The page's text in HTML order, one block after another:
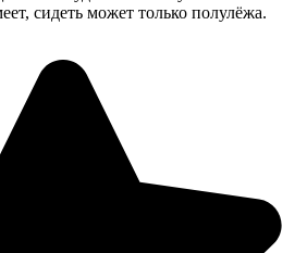
сидеть может только полулёжа.